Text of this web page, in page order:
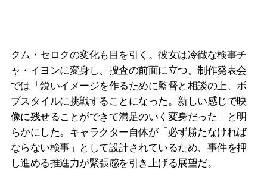
クム・セロクの変化も目を引く。彼女は冷徹な検事チ
ャ・イヨンに変身し、捜査の前面に立つ。制作発表会
では「鋭いイメージを作るために監督と相談の上、ボ
ブスタイルに挑戦することになった。新しい感じで映
像に残せることができて満足のいく変身だった」と明
らかにした。キャラクター自体が「必ず勝たなければ
ならない検事」として設計されているため、事件を押
し進める推進力が緊張感を引き上げる展望だ。